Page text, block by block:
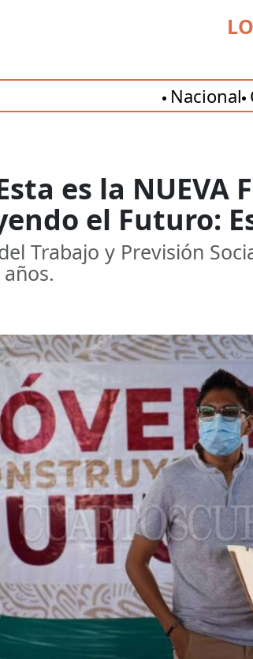
Nacional
es la NUEVA
el Futuro:
Trabajo y Previsión